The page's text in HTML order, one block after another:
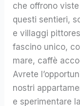
che offrono
questi sentieri,
e villaggi
fascino unico,
mare, caffè
Avrete
nostri
e sperimentare